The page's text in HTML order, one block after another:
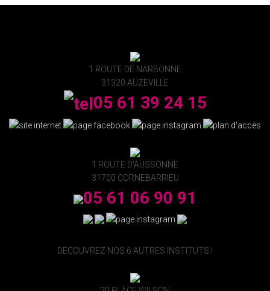
1 ROUTE DE NARBONNE
31320 AUZEVILLE
05 61 39 24 15
1 ROUTE D'AUSSONNE
31700 CORNEBARRIEU
05 61 06 90 91
DECOUVREZ NOS 6 AUTRES INSTITUTS !